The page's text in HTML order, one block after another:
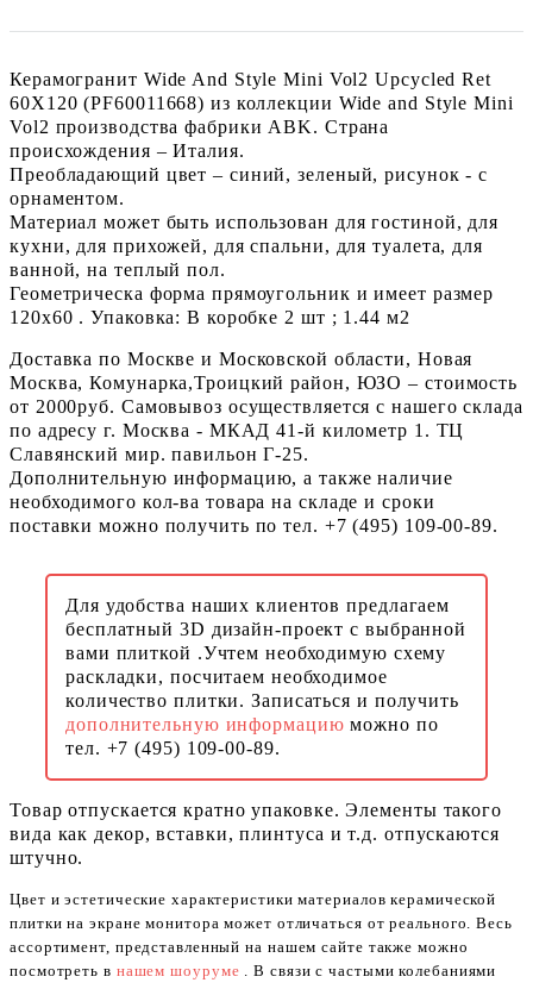
Керамогранит Wide And Style Mini Vol2 Upcycled Ret
60Х120 (PF60011668) из коллекции Wide and Style Mini
Vol2 производства фабрики ABK. Страна
происхождения – Италия.
Преобладающий цвет – синий, зеленый, рисунок - с
орнаментом.
Материал может быть использован для гостиной, для
кухни, для прихожей, для спальни, для туалета, для
ванной, на теплый пол.
Геометрическа форма прямоугольник и имеет размер
120x60 . Упаковка: В коробке 2 шт ; 1.44 м2
Доставка по Москве и Московской области, Новая
Москва, Комунарка,Троицкий район, ЮЗО – стоимость
от 2000руб. Самовывоз осуществляется с нашего склада
по адресу г. Москва - МКАД 41-й километр 1. ТЦ
Славянский мир. павильон Г-25.
Дополнительную информацию, а также наличие
необходимого кол-ва товара на складе и сроки
поставки можно получить по тел. +7 (495) 109-00-89.
Для удобства наших клиентов предлагаем
бесплатный 3D дизайн-проект с выбранной
вами плиткой .Учтем необходимую схему
раскладки, посчитаем необходимое
количество плитки. Записаться и получить
дополнительную информациюможно по
тел. +7 (495) 109-00-89.
Товар отпускается кратно упаковке. Элементы такого
вида как декор, вставки, плинтуса и т.д. отпускаются
штучно.
Цвет и эстетические характеристики материалов керамической
плитки на экране монитора может отличаться от реального. Весь
ассортимент, представленный на нашем сайте также можно
посмотреть в нашем шоуруме . В связи с частыми колебаниями